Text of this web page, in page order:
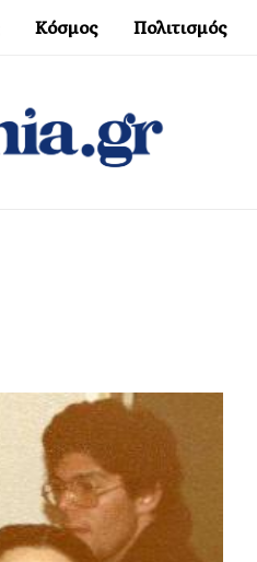
Κόσμος Πολιτισμός